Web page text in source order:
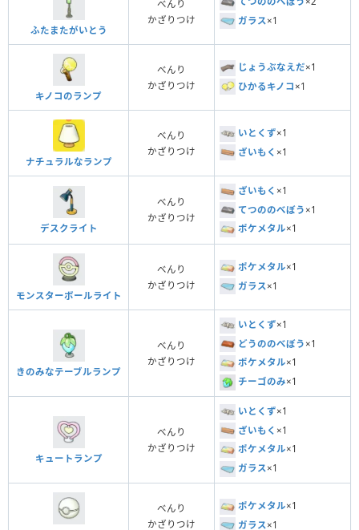
ふたまたがいとう
べんり
かざりつけ
ガラス ×1
キノコのランプ
べんり
かざりつけ
じょうぶなえだ×1
ひかるキノコ ×1
ナチュラルなランプ
べんり
かざりつけ
いとくず×1
ざいもく ×1
デスクライト
べんり
かざりつけ
ざいもく ×1
てつののべぼう ×1
ポケメタル×1
モンスターボールライト
べんり
かざりつけ
ポケメタル×1
ガラス ×1
きのみなテーブルランプ
べんり
かざりつけ
いとくず×1
どうののべぼう ×1
ポケメタル×1
チーゴのみ×1
キュートランプ
べんり
かざりつけ
いとくず×1
ざいもく ×1
ポケメタル×1
ガラス×1
べんり
かざりつけ
ポケメタル×1
ガラス ×1